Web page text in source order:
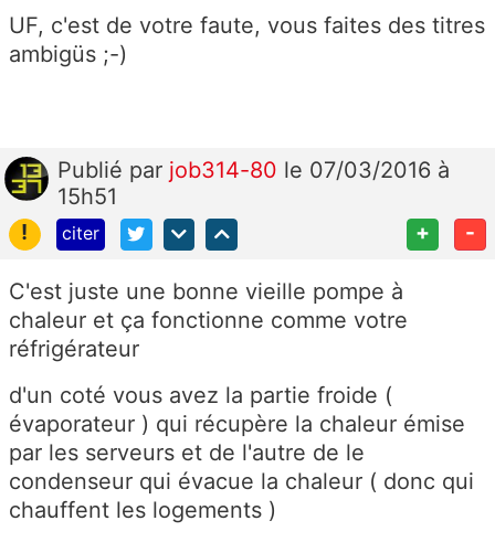
UF, c'est de votre faute, vous faites des titres
ambigüs ;-)
Publié par job314-80 le 07/03/2016 à
15h51
!
citer + -
C'est juste une bonne vieille pompe à
chaleur et ça fonctionne comme votre
réfrigérateur
d'un coté vous avez la partie froide (
évaporateur ) qui récupère la chaleur émise
par les serveurs et de l'autre de le
condenseur qui évacue la chaleur ( donc qui
chauffent les logements )